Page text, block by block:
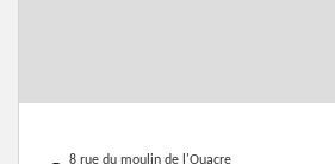
8 rue du moulin de l'Ouacre